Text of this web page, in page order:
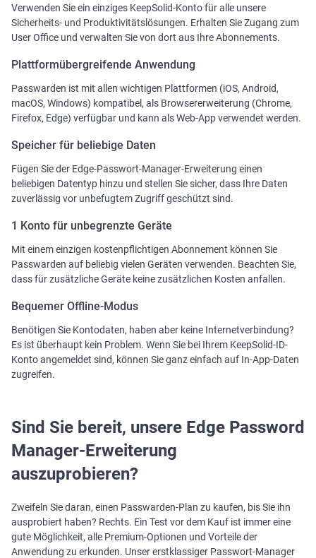
Verwenden Sie ein einziges KeepSolid-Konto für alle unsere
Sicherheits- und Produktivitätslösungen. Erhalten Sie Zugang zum
User Office und verwalten Sie von dort aus Ihre Abonnements.
Plattformübergreifende Anwendung
Passwarden ist mit allen wichtigen Plattformen (iOS, Android,
macOS, Windows) kompatibel, als Browsererweiterung (Chrome,
Firefox, Edge) verfügbar und kann als Web-App verwendet werden.
Speicher für beliebige Daten
Fügen Sie der Edge-Passwort-Manager-Erweiterung einen
beliebigen Datentyp hinzu und stellen Sie sicher, dass Ihre Daten
zuverlässig vor unbefugtem Zugriff geschützt sind.
1 Konto für unbegrenzte Geräte
Mit einem einzigen kostenpflichtigen Abonnement können Sie
Passwarden auf beliebig vielen Geräten verwenden. Beachten Sie,
dass für zusätzliche Geräte keine zusätzlichen Kosten anfallen.
Bequemer Offline-Modus
Benötigen Sie Kontodaten, haben aber keine Internetverbindung?
Es ist überhaupt kein Problem. Wenn Sie bei Ihrem KeepSolid-ID-
Konto angemeldet sind, können Sie ganz einfach auf In-App-Daten
zugreifen.
Sind Sie bereit, unsere Edge Password
Manager-Erweiterung
auszuprobieren?
Zweifeln Sie daran, einen Passwarden-Plan zu kaufen, bis Sie ihn
ausprobiert haben? Rechts. Ein Test vor dem Kauf ist immer eine
gute Möglichkeit, alle Premium-Optionen und Vorteile der
Anwendung zu erkunden. Unser erstklassiger Passwort-Manager